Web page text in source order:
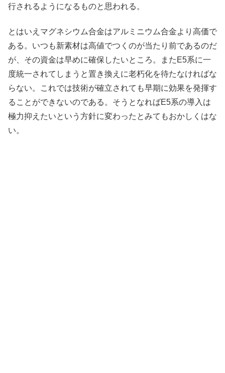
行されるようになるものと思われる。
とはいえマグネシウム合金はアルミニウム合金より高価で
ある。いつも新素材は高値でつくのが当たり前であるのだ
が、その資金は早めに確保したいところ。またE5系に一
度統一されてしまうと置き換えに老朽化を待たなければな
らない。これでは技術が確立されても早期に効果を発揮す
ることができないのである。そうとなればE5系の導入は
極力抑えたいという方針に変わったとみてもおかしくはな
い。